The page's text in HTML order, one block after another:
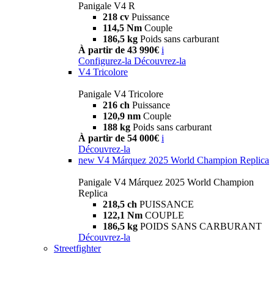
Panigale V4 R
218 cv Puissance
114,5 Nm Couple
186,5 kg Poids sans carburant
À partir de 43 990€ i
Configurez-la Découvrez-la
V4 Tricolore
Panigale V4 Tricolore
216 ch Puissance
120,9 nm Couple
188 kg Poids sans carburant
À partir de 54 000€ i
Découvrez-la
new V4 Márquez 2025 World Champion Replica
Panigale V4 Márquez 2025 World Champion
Replica
218,5 ch PUISSANCE
122,1 Nm COUPLE
186,5 kg POIDS SANS CARBURANT
Découvrez-la
Streetfighter